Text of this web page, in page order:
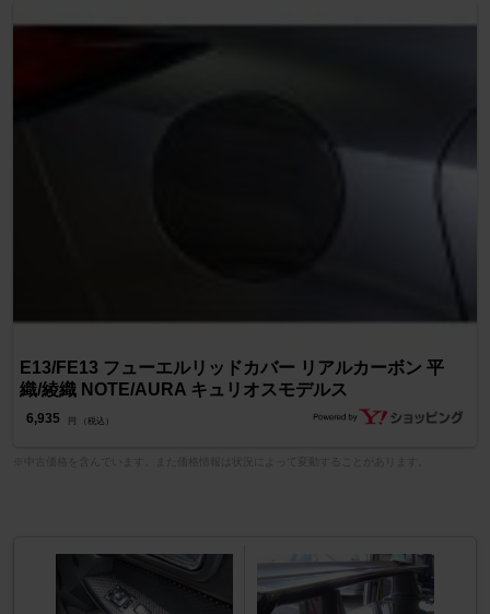
E13/FE13 フューエルリッドカバー リアルカーボン 平
織/綾織 NOTE/AURA キュリオスモデルス
6,935 円 （税込）